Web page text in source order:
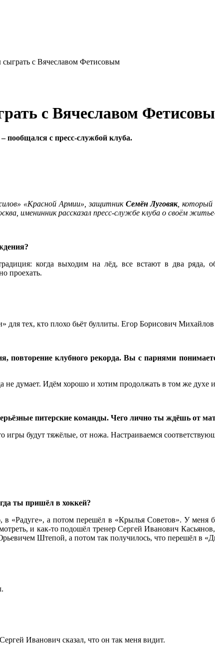
с Вячеславом Фетисовым
с Вячеславом
с пресс-службой клуба.
«Красной Армии», защитник Семён Луговяк, который
именинник рассказал пресс-службе клуба о своём
когда выходим на лёд, все встают в два ряда,
проехать.
для тех, кто плохо бьёт буллиты. Егор Борисович
повторение клубного рекорда. Вы с парнями
не думает. Идём хорошо и хотим продолжать в том же
питерские команды. Чего лично ты ждёшь от
будут тяжёлые, от ножа. Настраиваемся
ты пришёл в хоккей?
«Радуге», а потом перешёл в «Крылья Советов». У меня
и как-то подошёл тренер Сергей Иванович
Штепой, а потом так получилось, что перешёл в
Иванович сказал, что он так меня видит.